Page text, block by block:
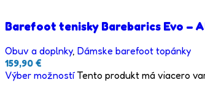
Barefoot tenisky Barebarics Evo –
Obuv a doplnky, Dámske barefoot topánky
159,90 €
Výber možností Tento produkt má viacero